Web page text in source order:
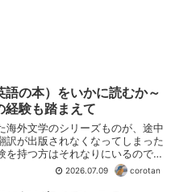
語の本）をいかに読むか～
経験も踏まえて
海外文学のシリーズものが、途中
訳が出版されなくなってしまった
を持つ方はそれなりにいるのでは
うかそういうとき、「英語で読め
になぁ」とふと考えることもある
2026.07.09 corotan